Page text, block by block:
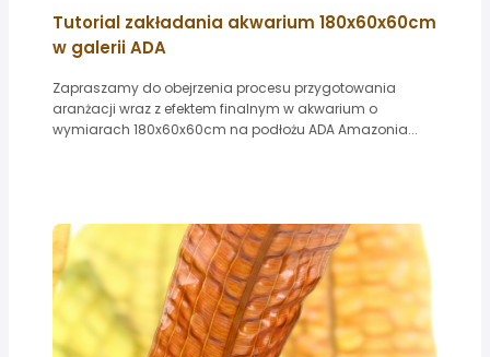
Tutorial zakładania akwarium 180x60x60cm
w galerii ADA
Zapraszamy do obejrzenia procesu przygotowania
aranżacji wraz z efektem finalnym w akwarium o
wymiarach 180x60x60cm na podłożu ADA Amazonia...